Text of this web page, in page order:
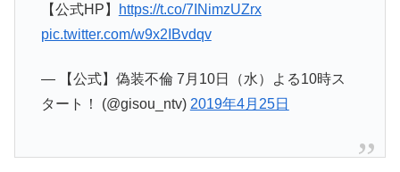
【公式HP】
https://t.co/7INimzUZrx
pic.twitter.com/w9x2IBvdqv
— 【公式】偽装不倫 7月10日（水）よる10時ス
タート！ (@gisou_ntv) 2019年4月25日